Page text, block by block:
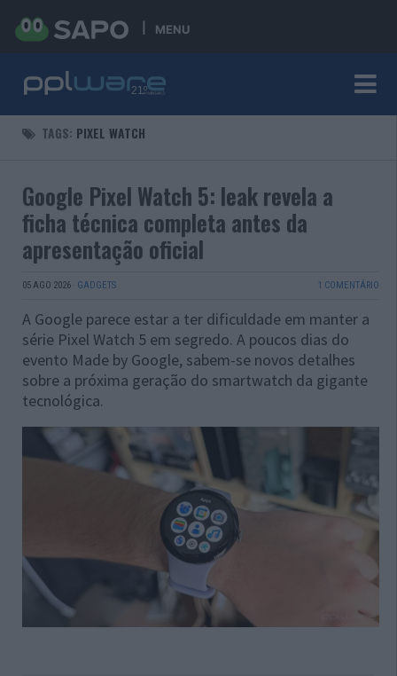
MENU
TAGS: PIXEL WATCH
Google Pixel Watch 5: leak revela a
ficha técnica completa antes da
apresentação oficial
05 AGO 2026 · GADGETS 1 COMENTÁRIO
A Google parece estar a ter dificuldade em manter a
série Pixel Watch 5 em segredo. A poucos dias do
evento Made by Google, sabem-se novos detalhes
sobre a próxima geração do smartwatch da gigante
tecnológica.